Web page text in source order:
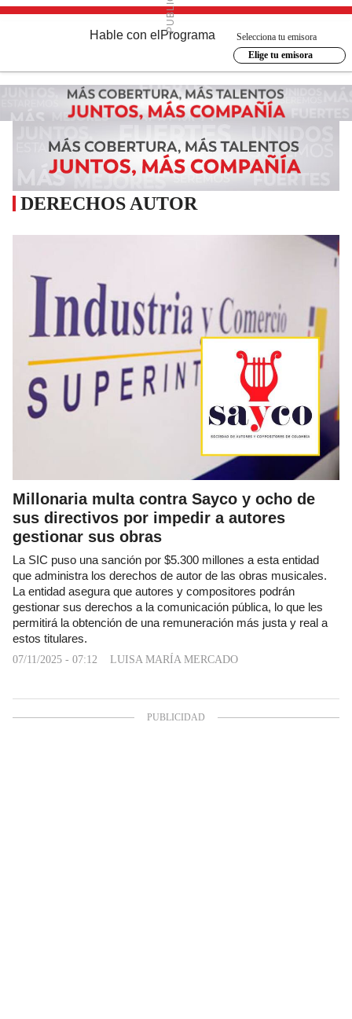
Hable con el Programa
Selecciona tu emisora
Elige tu emisora
DERECHOS AUTOR
Millonaria multa contra Sayco y ocho de
sus directivos por impedir a autores
gestionar sus obras
La SIC puso una sanción por $5.300 millones a esta entidad
que administra los derechos de autor de las obras musicales.
La entidad asegura que autores y compositores podrán
gestionar sus derechos a la comunicación pública, lo que les
permitirá la obtención de una remuneración más justa y real a
estos titulares.
07/11/2025 - 07:12 LUISA MARÍA MERCADO